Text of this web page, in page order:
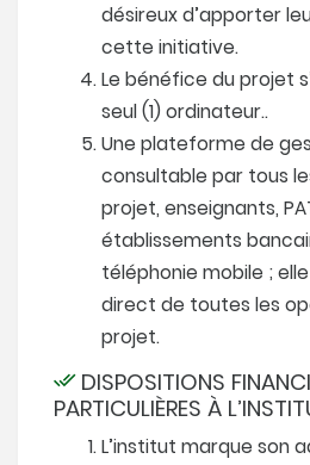
désireux d’apporter
cette initiative.
Le bénéfice du projet
seul (1) ordinateur..
Une plateforme de
consultable par tous
projet, enseignants,
établissements
téléphonie mobile ;
direct de toutes les
projet.
DISPOSITIONS
PARTICULIÈRES À
L’institut marque son